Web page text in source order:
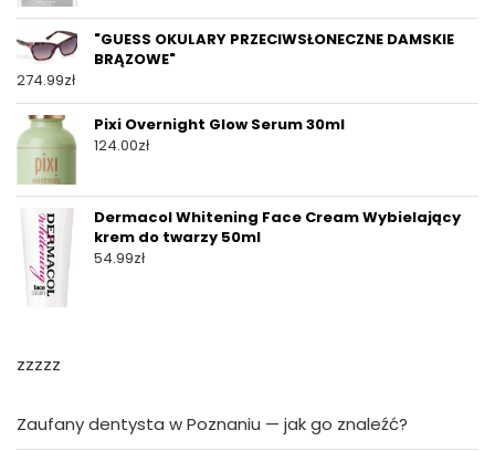
"GUESS OKULARY PRZECIWSŁONECZNE DAMSKIE
BRĄZOWE"
274.99zł
Pixi Overnight Glow Serum 30ml
124.00zł
Dermacol Whitening Face Cream Wybielający
krem do twarzy 50ml
54.99zł
zzzzz
Zaufany dentysta w Poznaniu — jak go znaleźć?